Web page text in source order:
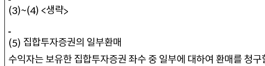
(3)~(4) <생략>
(5) 집합투자증권의 일부환매
수익자는 보유한 집합투자증권 좌수 중 일부에 대하여 환매를 청구